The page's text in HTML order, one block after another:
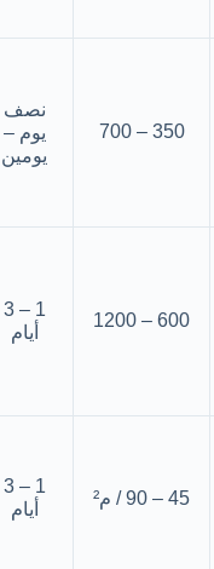
350 – 700
نصف
يوم –
يومين
600 – 1200
1 – 3
أيام
45 – 90 / م²
1 – 3
أيام